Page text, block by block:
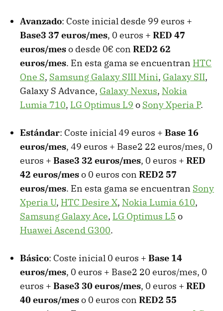
Avanzado: Coste inicial desde 99 euros +
Base3 37 euros/mes, 0 euros + RED 47
euros/meso desde 0€ con RED2 62
euros/mes. En esta gama se encuentran HTC
One S, Samsung Galaxy SIII Mini, Galaxy SII,
Galaxy S Advance, Galaxy Nexus, Nokia
Lumia 710, LG Optimus L9 o Sony Xperia P.
Estándar: Coste inicial 49 euros + Base 16
euros/mes, 49 euros + Base2 22 euros/mes, 0
euros + Base3 32 euros/mes, 0 euros + RED
42 euros/meso 0 euros con RED2 57
euros/mes. En esta gama se encuentran Sony
Xperia U, HTC Desire X, Nokia Lumia 610,
Samsung Galaxy Ace, LG Optimus L5 o
Huawei Ascend G300.
Básico: Coste inicial 0 euros + Base 14
euros/mes, 0 euros + Base2 20 euros/mes, 0
euros + Base3 30 euros/mes, 0 euros + RED
40 euros/meso 0 euros con RED2 55